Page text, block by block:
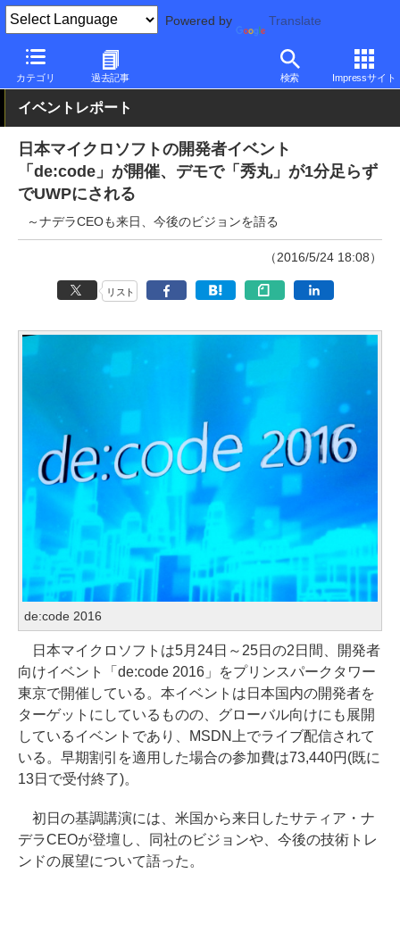
Powered by Translate
カテゴリ 過去記事 検索 Impressサイト
PC Watch ソフトウェア/アプリ 新機能
イベントレポート
日本マイクロソフトの開発者イベント
「de:code」が開催、デモで「秀丸」が1分足らず
でUWPにされる
～ナデラCEOも来日、今後のビジョンを語る
（2016/5/24 18:08）
リスト
de:code 2016
日本マイクロソフトは5月24日～25日の2日間、開発者
向けイベント「de:code 2016」をプリンスパークタワー
東京で開催している。本イベントは日本国内の開発者を
ターゲットにしているものの、グローバル向けにも展開
しているイベントであり、MSDN上でライブ配信されて
いる。早期割引を適用した場合の参加費は73,440円(既に
13日で受付終了)。
初日の基調講演には、米国から来日したサティア・ナ
デラCEOが登壇し、同社のビジョンや、今後の技術トレ
ンドの展望について語った。